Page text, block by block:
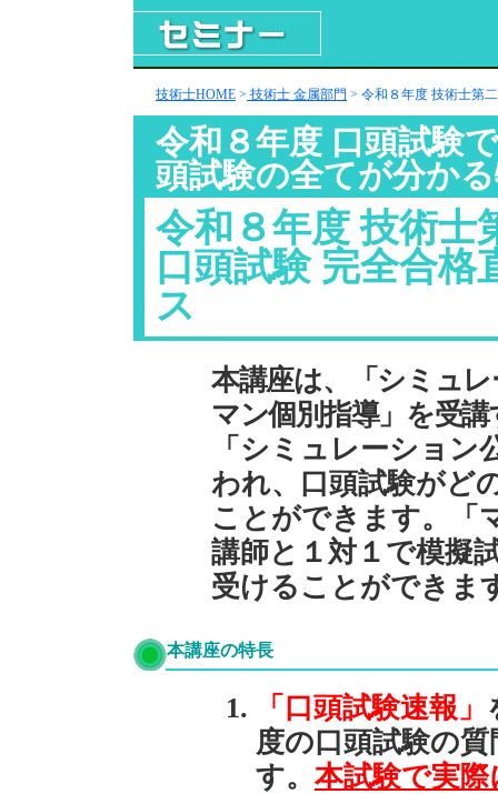
技術士HOME > 技術士 金属部門 > 令和８年度 技術士第
令和８年度 口頭試験
頭試験の全てが分か
令和８年度 技術士
口頭試験 完全合格
ス
本講座は、「シミュ
マン個別指導」を受
「シミュレーション
われ、口頭試験がど
ことができます。「
講師と１対１で模擬
受けることができま
本講座の特長
「口頭試験速報」
度の口頭試験の
す。 本試験で実